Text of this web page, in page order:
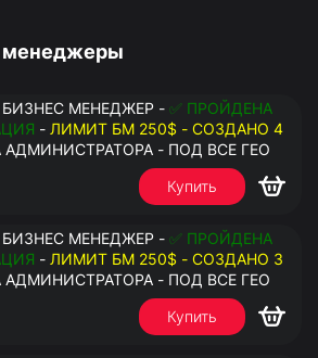
менеджеры
БИЗНЕС МЕНЕДЖЕР - ✅ ПРОЙДЕНА
- ЛИМИТ БМ 250$ - СОЗДАНО 4
АДМИНИСТРАТОРА - ПОД ВСЕ ГЕО
Купить
БИЗНЕС МЕНЕДЖЕР - ✅ ПРОЙДЕНА
- ЛИМИТ БМ 250$ - СОЗДАНО 3
АДМИНИСТРАТОРА - ПОД ВСЕ ГЕО
Купить